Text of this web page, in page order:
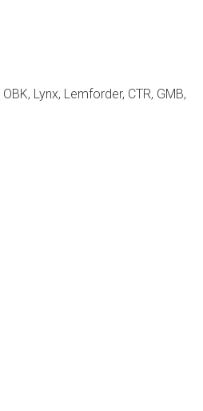
Lynx, Lemforder, CTR, GMB,